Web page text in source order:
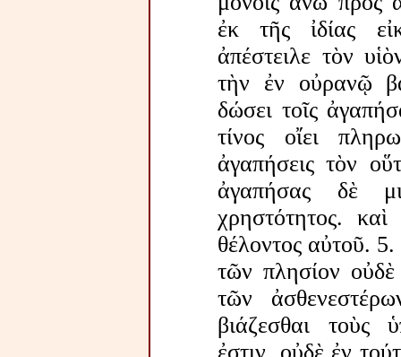
ἐκ τῆς ἰδίας
ἀπέστειλε τὸν
τὴν ἐν οὐρανῷ
δώσει τοῖς
τίνος οἴει
ἀγαπήσεις τὸν
ἀγαπήσας δὲ
χρηστότητος.
θέλοντος αὐτοῦ.
τῶν πλησίον οὐδὲ
τῶν
βιάζεσθαι τοὺς